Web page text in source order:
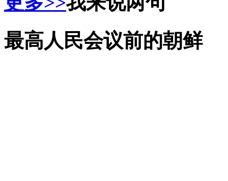
最高人民会议前的朝鲜